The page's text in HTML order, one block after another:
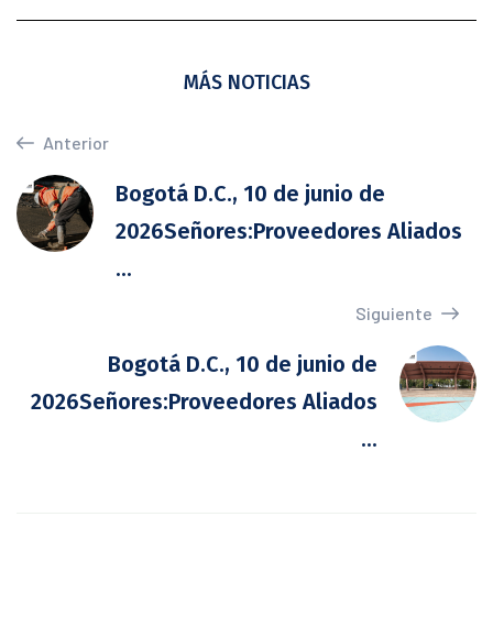
MÁS NOTICIAS
Anterior
Bogotá D.C., 10 de junio de
2026Señores:Proveedores Aliados
...
Siguiente
Bogotá D.C., 10 de junio de
2026Señores:Proveedores Aliados
...